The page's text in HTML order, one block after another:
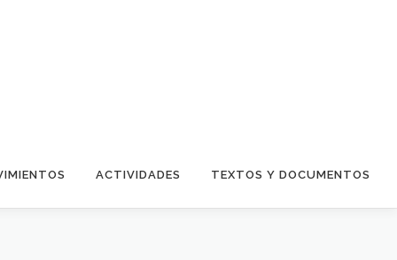
ACTIVIDADES TEXTOS Y DOCUMENTOS